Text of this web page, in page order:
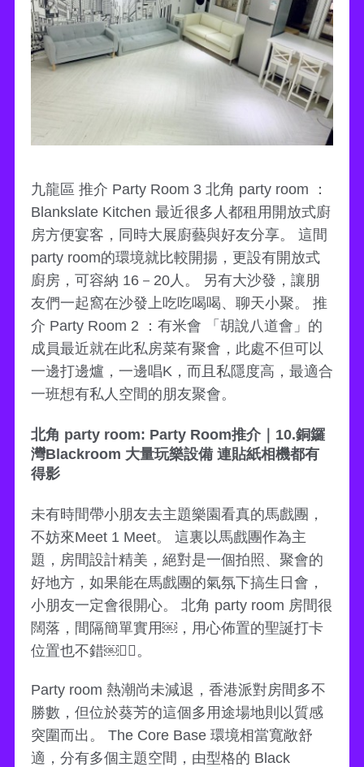
九龍區 推介 Party Room 3 北角 party room ：
Blankslate Kitchen 最近很多人都租用開放式廚
房方便宴客，同時大展廚藝與好友分享。 這間
party room的環境就比較開揚，更設有開放式
廚房，可容納 16－20人。 另有大沙發，讓朋
友們一起窩在沙發上吃吃喝喝、聊天小聚。 推
介 Party Room 2 ：有米會 「胡說八道會」的
成員最近就在此私房菜有聚會，此處不但可以
一邊打邊爐，一邊唱K，而且私隱度高，最適合
一班想有私人空間的朋友聚會。
北角 party room: Party Room推介｜10.銅鑼
灣Blackroom 大量玩樂設備 連貼紙相機都有
得影
未有時間帶小朋友去主題樂園看真的馬戲團，
不妨來Meet 1 Meet。 這裏以馬戲團作為主
題，房間設計精美，絕對是一個拍照、聚會的
好地方，如果能在馬戲團的氣氛下搞生日會，
小朋友一定會很開心。 北角 party room 房間很
闊落，間隔簡單實用￼，用心佈置的聖誕打卡
位置也不錯￼👍🏻。
Party room 熱潮尚未減退，香港派對房間多不
勝數，但位於葵芳的這個多用途場地則以質感
突圍而出。 The Core Base 環境相當寬敞舒
適，分有多個主題空間，由型格的 Black